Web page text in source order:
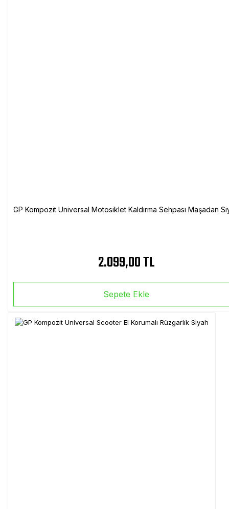
GP Kompozit Universal Motosiklet Kaldırma Sehpası Maşadan
2.099,00 TL
Sepete Ekle